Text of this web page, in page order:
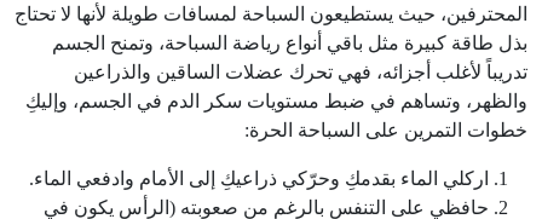
المحترفين، حيث يستطيعون السباحة لمسافات طويلة لأنها لا تحتاج
بذل طاقة كبيرة مثل باقي أنواع رياضة السباحة، وتمنح الجسم
تدريباً لأغلب أجزائه، فهي تحرك عضلات الساقين والذراعين
والظهر، وتساهم في ضبط مستويات سكر الدم في الجسم، وإليكِ
خطوات التمرين على السباحة الحرة:
اركلي الماء بقدمكِ وحرّكي ذراعيكِ إلى الأمام وادفعي الماء.
حافظي على التنفس بالرغم من صعوبته (الرأس يكون في